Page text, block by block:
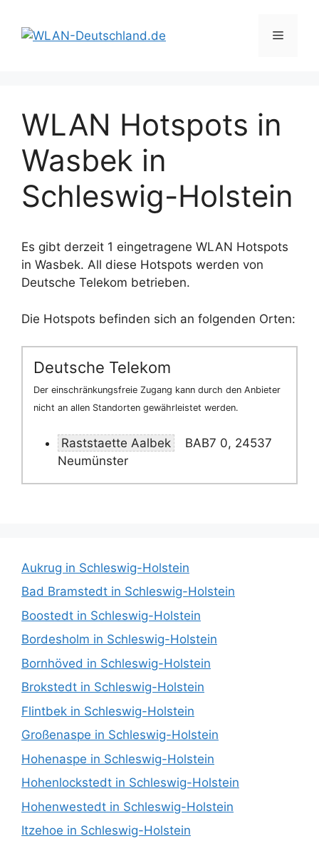
Inhalt
springen
Menü
WLAN Hotspots in
Wasbek in
Schleswig-Holstein
Es gibt derzeit 1 eingetragene WLAN Hotspots
in Wasbek. All diese Hotspots werden von
Deutsche Telekom betrieben.
Die Hotspots befinden sich an folgenden Orten:
Deutsche Telekom
Der einschränkungsfreie Zugang kann durch den Anbieter
nicht an allen Standorten gewährleistet werden.
Raststaette Aalbek
BAB7 0, 24537
Neumünster
Aukrug in Schleswig-Holstein
Bad Bramstedt in Schleswig-Holstein
Boostedt in Schleswig-Holstein
Bordesholm in Schleswig-Holstein
Bornhöved in Schleswig-Holstein
Brokstedt in Schleswig-Holstein
Flintbek in Schleswig-Holstein
Großenaspe in Schleswig-Holstein
Hohenaspe in Schleswig-Holstein
Hohenlockstedt in Schleswig-Holstein
Hohenwestedt in Schleswig-Holstein
Itzehoe in Schleswig-Holstein